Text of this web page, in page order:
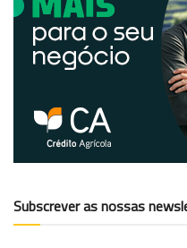
Subscrever as nossas